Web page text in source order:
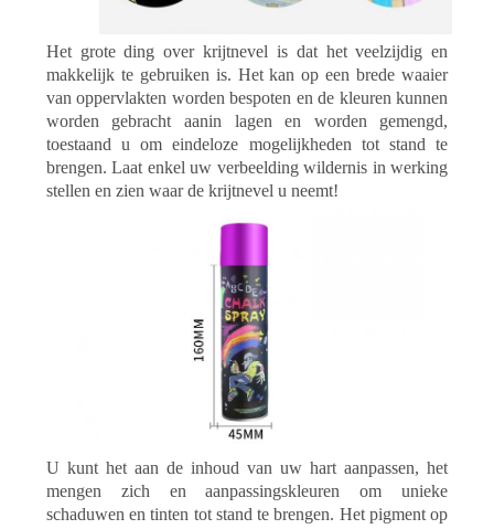
Het grote ding over krijtnevel is dat het veelzijdig en
makkelijk te gebruiken is. Het kan op een brede waaier
van oppervlakten worden bespoten en de kleuren kunnen
worden gebracht aanin lagen en worden gemengd,
toestaand u om eindeloze mogelijkheden tot stand te
brengen. Laat enkel uw verbeelding wildernis in werking
stellen en zien waar de krijtnevel u neemt!
U kunt het aan de inhoud van uw hart aanpassen, het
mengen zich en aanpassingskleuren om unieke
schaduwen en tinten tot stand te brengen. Het pigment op